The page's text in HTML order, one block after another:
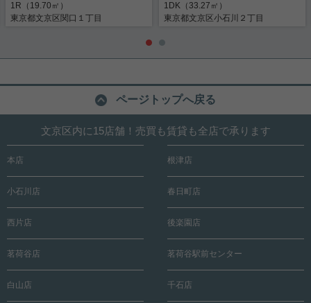
1R（19.70㎡）
東京都文京区関口１丁目
1DK（33.27㎡）
東京都文京区小石川２丁目
ページトップへ戻る
文京区内に15店舗！売買も賃貸も全店で承ります
本店 根津店
小石川店 春日町店
西片店 後楽園店
茗荷谷店 茗荷谷駅前センター
白山店 千石店